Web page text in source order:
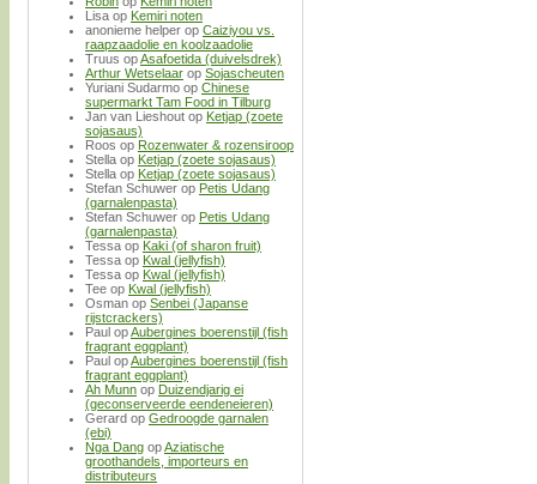
Lisa op Kemiri noten
anonieme helper op Caiziyou vs.
raapzaadolie en koolzaadolie
Truus opAsafoetida (duivelsdrek)
Arthur Wetselaar op Sojascheuten
Yuriani Sudarmo op Chinese
supermarkt Tam Food in Tilburg
Jan van Lieshout op Ketjap (zoete
sojasaus)
Roos op Rozenwater & rozensiroop
Stella op Ketjap (zoete sojasaus)
Stella op Ketjap (zoete sojasaus)
Stefan Schuwer op Petis Udang
(garnalenpasta)
Stefan Schuwer op Petis Udang
(garnalenpasta)
Tessa op Kaki (of sharon fruit)
Tessa op Kwal (jellyfish)
Tessa op Kwal (jellyfish)
Tee op Kwal (jellyfish)
Osman op Senbei (Japanse
rijstcrackers)
Paul opAubergines boerenstijl (fish
fragrant eggplant)
Paul opAubergines boerenstijl (fish
fragrant eggplant)
Ah Munn op Duizendjarig ei
(geconserveerde eendeneieren)
Gerard op Gedroogde garnalen
(ebi)
Nga Dang opAziatische
groothandels, importeurs en
distributeurs